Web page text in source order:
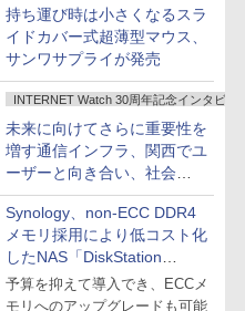
持ち運び時は小さくなるスラ
イドカバー式超薄型マウス、
サンワサプライが発売
INTERNET Watch 30周年記念インタビュー
未来に向けてさらに重要性を
増す通信インフラ、関西でユ
ーザーと向き合い、社会
の“あたらしい”を起動し続け
る～オプテージ
Synology、non-ECC DDR4
メモリ採用により低コスト化
したNAS「DiskStation
neo+」シリーズ
予算を抑えて導入でき、ECCメ
モリへのアップグレードも可能